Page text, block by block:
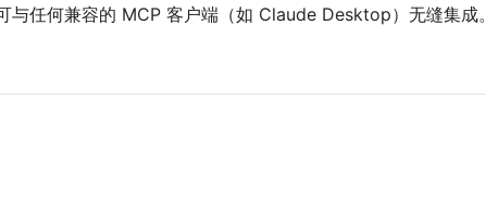
与任何兼容的 MCP 客户端（如 Claude Desktop）无缝集成。